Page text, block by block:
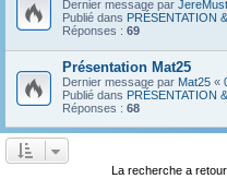
Dernier message par
Publié dans PRÉSENTATION
Réponses : 69
Présentation Mat25
Dernier message par Mat25 «
Publié dans PRÉSENTATION
Réponses : 68
La recherche a